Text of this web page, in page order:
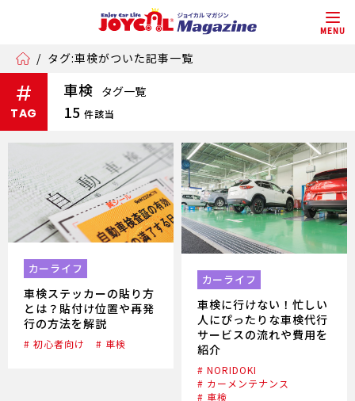
MENU
/ タグ:車検がついた記事一覧
#
TAG
車検 タグ一覧
15件該当
カーライフ
車検ステッカーの貼り方
とは？貼付け位置や再発
行の方法を解説
# 初心者向け # 車検
カーライフ
車検に行けない！忙しい
人にぴったりな車検代行
サービスの流れや費用を
紹介
# NORIDOKI
# カーメンテナンス
# 車検